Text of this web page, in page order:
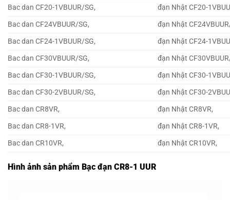
Bac dan CF20-1VBUUR/SG,
đạn Nhật CF20-
Bac dan CF24VBUUR/SG,
đạn Nhật
Bac dan CF24-1VBUUR/SG,
đạn Nhật CF24-
Bac dan CF30VBUUR/SG,
đạn Nhật
Bac dan CF30-1VBUUR/SG,
đạn Nhật CF30-
Bac dan CF30-2VBUUR/SG,
đạn Nhật CF30-
Bac dan CR8VR,
đạn Nhật CR8VR,
Bac dan CR8-1VR,
đạn Nhật CR8-1VR,
Bac dan CR10VR,
đạn Nhật CR10VR,
Hình ảnh sản phẩm Bạc đạn CR8-1 UUR